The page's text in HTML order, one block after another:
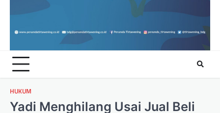
HUKUM
Yadi Menghilang Usai Jual Beli